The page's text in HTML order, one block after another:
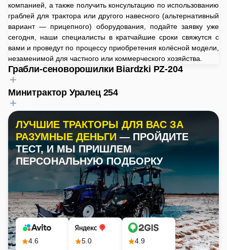
компанией, а также получить консультацию по использованию
граблей для трактора или другого навесного (альтернативный
вариант — прицепного) оборудования, подайте заявку уже
сегодня, наши специалисты в кратчайшие сроки свяжутся с
вами и проведут по процессу приобретения колёсной модели,
незаменимой для частного или коммерческого хозяйства.
Грабли-сеноворошилки Biardzki PZ-204
Эксплуатационная масса:
122 кг
Страна производитель
Польша
Назначения
Сельскохозяйственное
Рекомендуемая мощность трактора
от 18 л.с.
1500 мм
Высота:
1200 мм
Длина:
3500 мм
Минитрактор Уралец 254
Мощность двигателя
24 л.с.
Тип ВОМ:
Шлицевой
Ходоуменьшитель:
Да
Блокировка дифференциала:
Да
Эксплуатационная масса:
1390 кг
Кабина:
Да
ЛУЧШИЕ ТРАКТОРЫ ДЛЯ ВАС ЗА
РАЗУМНЫЕ ДЕНЬГИ — ПРОЙДИТЕ
ТЕСТ, И МЫ ПРИШЛЕМ
ПЕРСОНАЛЬНУЮ ПОДБОРКУ
4.6 5.0 4.9